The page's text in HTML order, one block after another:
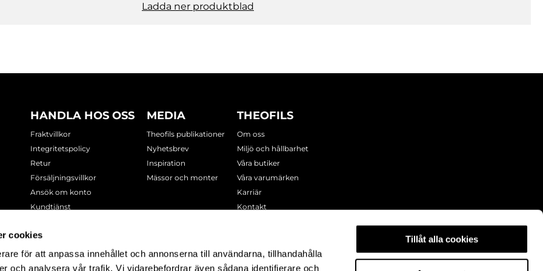
cookies
för att anpassa innehållet och annonserna till användarna, tillhandahålla
och analysera vår trafik. Vi vidarebefordrar även sådana identifierare och
Tillåt alla cookies
Ladda ner produktblad
HANDLA HOS OSS
Fraktvillkor
Integritetspolicy
Retur
Försäljningsvillkor
Ansök om konto
Kundtjänst
MEDIA
Theofils publikationer
Nyhetsbrev
Inspiration
Mässor och monter
THEOFILS
Om oss
Miljö och hållbarhet
Våra butiker
Våra varumärken
Karriär
Kontakt